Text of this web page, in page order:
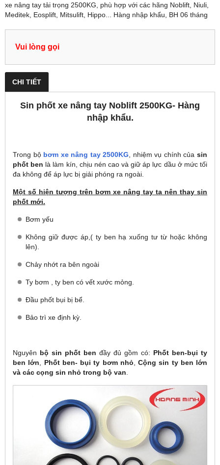
xe nâng tay tải trọng 2500KG, phù hợp với các hãng Noblift, Niuli,
Meditek, Eosplift, Mitsulift, Hippo... Hàng nhập khẩu, BH 06 tháng
Vui lòng gọi
CHI TIẾT
Sin phốt xe nâng tay Noblift 2500KG- Hàng
nhập khẩu.
Trong bộ bơm xe nâng tay 2500KG , nhiệm vụ chính của sin
phốt ben là làm kín, chịu nén cao và giữ áp lực dầu ở mức tối
đa không để áp lực bị giải phóng ra ngoài.
Một số hiện tượng trên bơm xe nâng tay ta nên thay sin
phốt mới.
Bơm yếu
Không giữ được áp,( ty ben hạ xuống tư từ hoặc không
lên).
Chảy nhớt ra bên ngoài
Ty bơm , ty ben có vết xước mỏng.
Đầu phốt bụi bị bể.
Bảo trì xe định kỳ.
Nguyên bộ sin phốt ben đầy đủ gồm có: Phốt ben-bụi ty
ben lớn
Phốt ben- bụi ty bơm nhỏ
Cộng sin ty ben lớn
và các cọng sin nhỏ trong bộ van